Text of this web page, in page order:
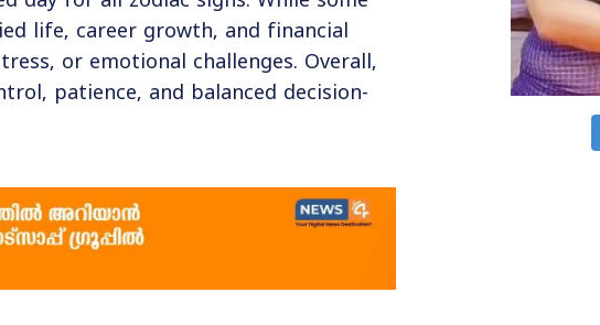
life, career growth, and financial
or emotional challenges. Overall,
patience, and balanced decision-